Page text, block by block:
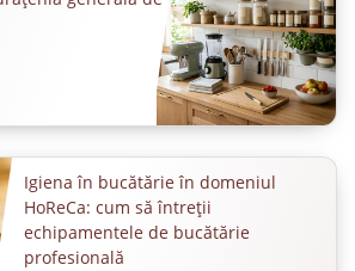
Igiena în bucătărie în domeniul
HoReCa: cum să întreții
echipamentele de bucătărie
profesională